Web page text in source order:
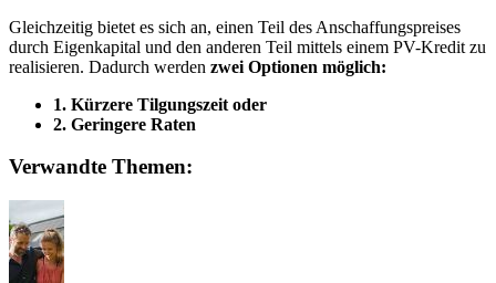
Gleichzeitig bietet es sich an, einen Teil des Anschaffungspreises
durch Eigenkapital und den anderen Teil mittels einem PV-Kredit zu
realisieren. Dadurch werden zwei Optionen möglich:
1. Kürzere Tilgungszeit oder
2. Geringere Raten
Verwandte Themen: